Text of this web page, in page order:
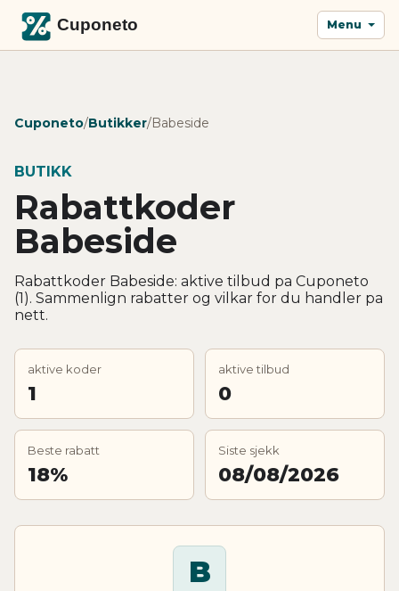
Menu
Cuponeto/Butikker/Babeside
BUTIKK
Rabattkoder
Babeside
Rabattkoder Babeside: aktive tilbud pa Cuponeto
(1). Sammenlign rabatter og vilkar for du handler pa
nett.
aktive koder
1
aktive tilbud
0
Beste rabatt
18%
Siste sjekk
08/08/2026
B